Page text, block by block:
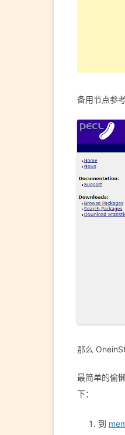
备用节点参考
那么
最简单的偷
下：
到